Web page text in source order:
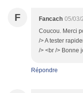
F Fancach 05/03/
Coucou. Merci
/> A tester
/> <br /> Bonne
Répondre